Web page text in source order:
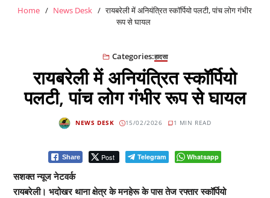
Home News Desk
रायबरेली में अनियंत्रित स्कॉर्पियो पलटी, पांच लोग गंभीर
रूप से घायल
Categories:हादसा
रायबरेली में अनियंत्रित स्कॉर्पियो
पलटी, पांच लोग गंभीर रूप से घायल
NEWS DESK 15/02/2026 1 MIN READ
Share Post Telegram Whatsapp
सशक्त न्यूज नेटवर्क
रायबरेली। भदोखर थाना क्षेत्र के मनहेरू के पास तेज रफ्तार स्कॉर्पियो